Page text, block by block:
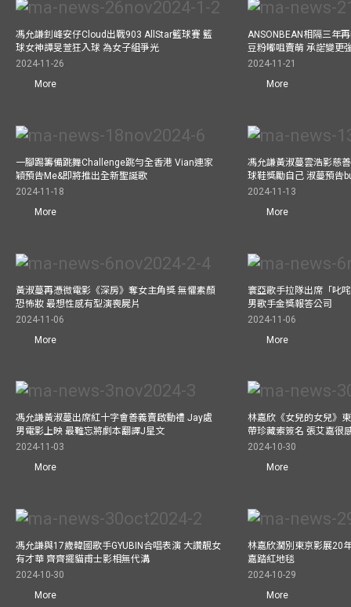
馮允謙釗峰安仔Cloud出戰903 AllStar籃球賽 籃
球女神譚旻萱狂入球 為女子組爭光
2024-11-26
More
ANSONBEAN相隔三年
豆粉嘟咀賣萌 承諾變更
2024-11-21
More
一腳踢籌備跳舞Challenge跳勻全香港 Vian連家
穎預告Me&即將推出全新聖誕歌
2024-11-18
More
馮允謙黃淑蔓雲浩影慈
球鞋獎勵自己 淑蔓預告
2024-11-13
More
黃淑蔓再憑微電影《深房》奪女主角獎 無懼素顏
恐怖妝 最想性感有型演喪屍片
2024-11-06
More
寰亞歌手拉隊出席「叱
男歌手金獎報答公司
2024-11-06
More
馮允謙黃淑蔓出席紅十字會善義賣啟動禮 Jay處
男電影上映 最難忘將劇本翻譯J星文
2024-11-03
More
林嘉欣《女兒的女兒》
帶珍藏索簽名 張艾嘉很
2024-10-30
More
馮允謙與17歲韓國歌手GYUBIN合唱表演 大讚靚女
有才華 齊齊擺貓甫士影相無代溝
2024-10-30
More
林嘉欣濶別東京影展20
嘉踏紅地毯
2024-10-29
More